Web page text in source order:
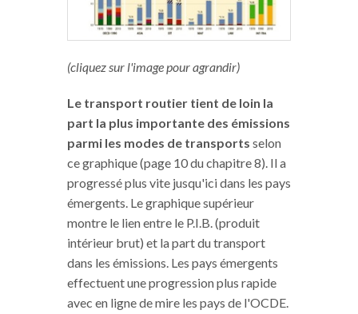
(cliquez sur l'image pour agrandir)
Le transport routier tient de loin la
part la plus importante des émissions
parmi les modes de transports selon
ce graphique (page 10 du chapitre 8). Il a
progressé plus vite jusqu'ici dans les pays
émergents. Le graphique supérieur
montre le lien entre le P.I.B. (produit
intérieur brut) et la part du transport
dans les émissions. Les pays émergents
effectuent une progression plus rapide
avec en ligne de mire les pays de l'OCDE.